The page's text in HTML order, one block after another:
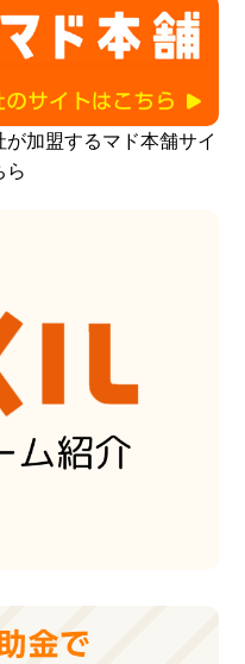
加盟するマド本舗サイ
ら